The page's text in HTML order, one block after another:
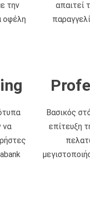
την
οφέλη
απαιτεί
να
Βασικός
επίτευξη